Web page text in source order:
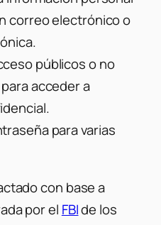
correo electrónico o
públicos o no
acceder a
para varias
con base a
por el FBIde los